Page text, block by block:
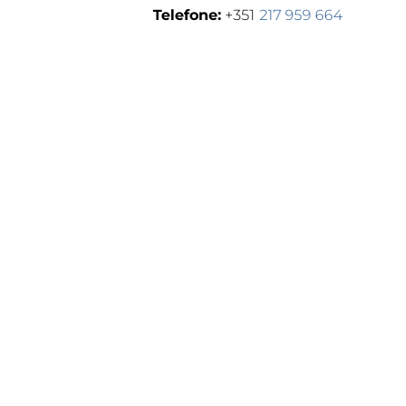
Telefone: +351 217 959 664